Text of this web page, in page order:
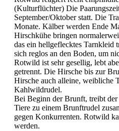
(Kulturflüchter) Die
September/Oktober statt. Die
Monate. Kälber werden Ende
Hirschkühe bringen
das ein hellgeflecktes Tarnkleid
sich reglos an den Boden, um
Rotwild ist sehr gesellig, lebt
getrennt. Die Hirsche bis zur
Hirsche auch alleine, weibliche
Kahlwildrudel.
Bei Beginn der Brunft, treibt
Tiere zu einem Brunftrudel
gegen Konkurrenten. Rotwild
werden.